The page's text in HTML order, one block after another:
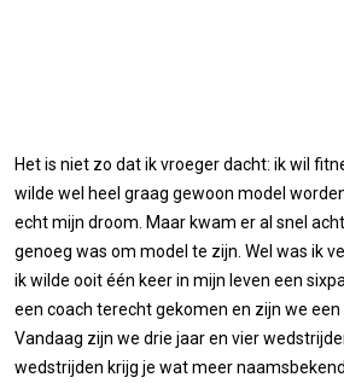
Het is niet zo dat ik vroeger dacht: ik wil
wilde wel heel graag gewoon model
echt mijn droom. Maar kwam er al snel
genoeg was om model te zijn. Wel was ik
ik wilde ooit één keer in mijn leven een
een coach terecht gekomen en zijn we
Vandaag zijn we drie jaar en vier
wedstrijden krijg je wat meer